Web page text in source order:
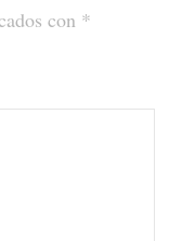
con *